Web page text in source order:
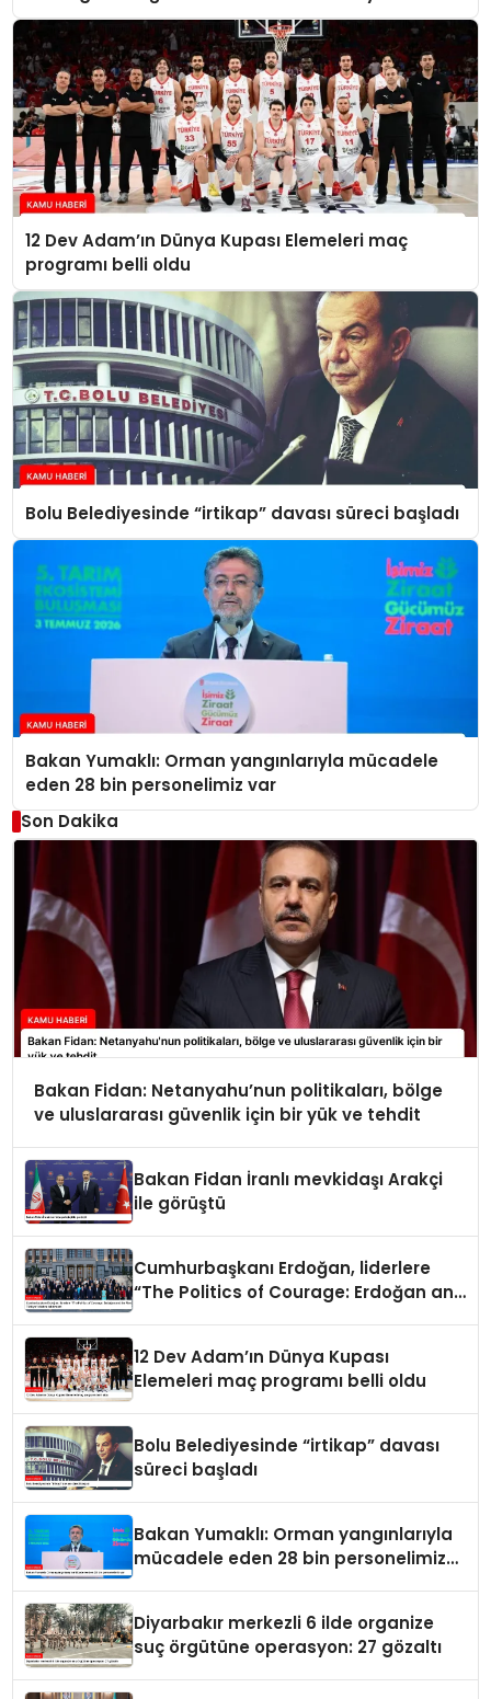
takdim etti
12 Dev Adam’ın Dünya Kupası Elemeleri maç
programı belli oldu
Bolu Belediyesinde “irtikap” davası süreci başladı
Bakan Yumaklı: Orman yangınlarıyla mücadele
eden 28 bin personelimiz var
Son Dakika
Bakan Fidan: Netanyahu’nun politikaları, bölge
ve uluslararası güvenlik için bir yük ve tehdit
Bakan Fidan İranlı mevkidaşı Arakçi
ile görüştü
Cumhurbaşkanı Erdoğan, liderlere
“The Politics of Courage: Erdoğan and
12 Dev Adam’ın Dünya Kupası
Elemeleri maç programı belli oldu
Bolu Belediyesinde “irtikap” davası
süreci başladı
Bakan Yumaklı: Orman yangınlarıyla
mücadele eden 28 bin personelimiz
Diyarbakır merkezli 6 ilde organize
suç örgütüne operasyon: 27 gözaltı